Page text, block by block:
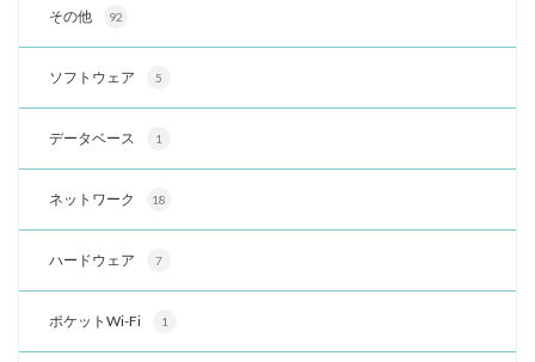
その他 92
ソフトウェア 5
データベース 1
ネットワーク 18
ハードウェア 7
ポケットWi-Fi 1